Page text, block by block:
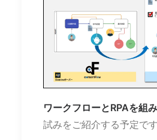
ワークフローとRPAを組
試みをご紹介する予定です